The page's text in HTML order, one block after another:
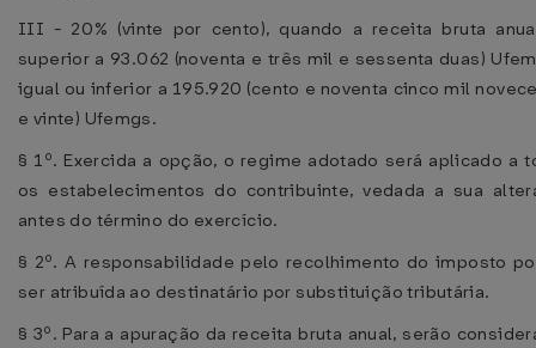
III - 20% (vinte por cento), quando a receita bruta
superior a 93.062 (noventa e três mil e sessenta duas)
igual ou inferior a 195.920 (cento e noventa cinco mil
e vinte) Ufemgs.
§ 1º. Exercida a opção, o regime adotado será aplicado a
os estabelecimentos do contribuinte, vedada a sua
antes do término do exercício.
§ 2º. A responsabilidade pelo recolhimento do imposto
ser atribuída ao destinatário por substituição tributária.
§ 3º. Para a apuração da receita bruta anual, serão